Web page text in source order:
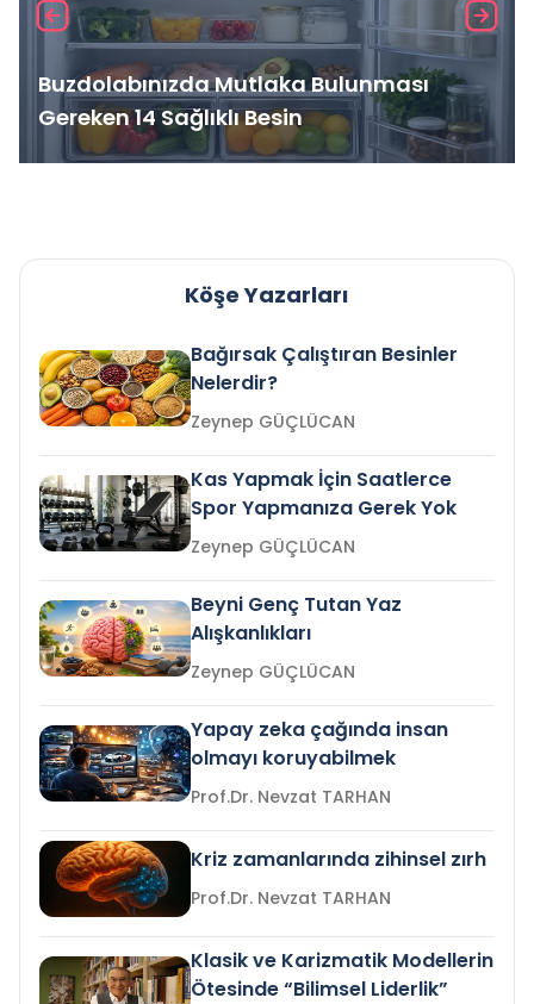
Buzdolabınızda Mutlaka Bulunması
Gereken 14 Sağlıklı Besin
Köşe Yazarları
Bağırsak Çalıştıran Besinler
Nelerdir?
Zeynep GÜÇLÜCAN
Kas Yapmak İçin Saatlerce
Spor Yapmanıza Gerek Yok
Zeynep GÜÇLÜCAN
Beyni Genç Tutan Yaz
Alışkanlıkları
Zeynep GÜÇLÜCAN
Yapay zeka çağında insan
olmayı koruyabilmek
Prof.Dr. Nevzat TARHAN
Kriz zamanlarında zihinsel zırh
Prof.Dr. Nevzat TARHAN
Klasik ve Karizmatik Modellerin
Ötesinde “Bilimsel Liderlik”